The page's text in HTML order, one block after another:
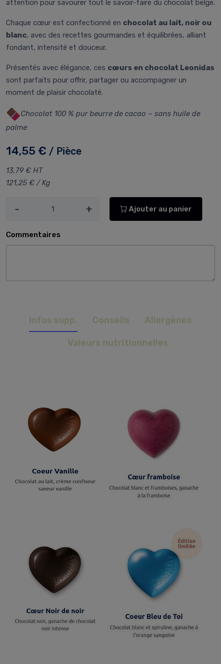
attention pour savourer tout le savoir-faire du chocolat belge.
Chaque cœur est confectionné en chocolat au lait, noir ou
blanc, avec des recettes gourmandes et équilibrées, alliant
fondant, intensité et douceur.
Présentés avec élégance, ces cœurs en chocolat Leonidas
sont parfaits pour offrir, partager ou accompagner un
moment de plaisir chocolaté.
Chocolat 100 % pur beurre de cacao – sans huile de
palme
14,55 € / Pièce
13,79 € HT
121,25 € / Kg
- + Ajouter au panier
Commentaires
Infos supp. Conseils Allergènes
Valeurs nutritionnelles